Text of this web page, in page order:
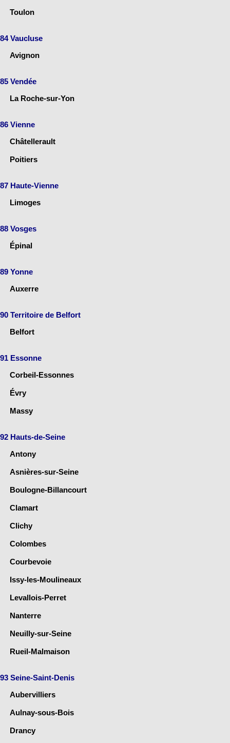
Toulon
84 Vaucluse
Avignon
85 Vendée
La Roche-sur-Yon
86 Vienne
Châtellerault
Poitiers
87 Haute-Vienne
Limoges
88 Vosges
Épinal
89 Yonne
Auxerre
90 Territoire de Belfort
Belfort
91 Essonne
Corbeil-Essonnes
Évry
Massy
92 Hauts-de-Seine
Antony
Asnières-sur-Seine
Boulogne-Billancourt
Clamart
Clichy
Colombes
Courbevoie
Issy-les-Moulineaux
Levallois-Perret
Nanterre
Neuilly-sur-Seine
Rueil-Malmaison
93 Seine-Saint-Denis
Aubervilliers
Aulnay-sous-Bois
Drancy